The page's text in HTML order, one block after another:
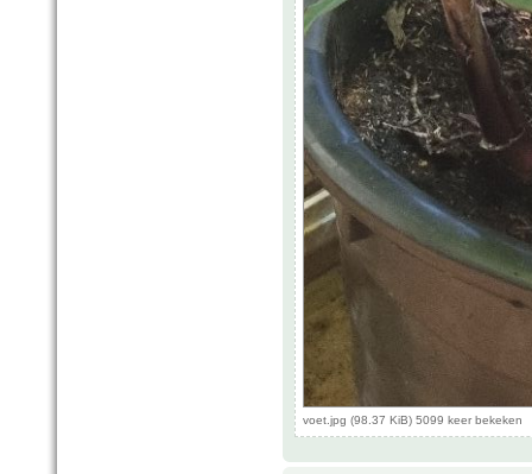
voet.jpg (98.37 KiB) 5099 keer bekeken